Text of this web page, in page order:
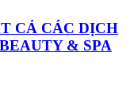
CẢ CÁC DỊCH
& SPA